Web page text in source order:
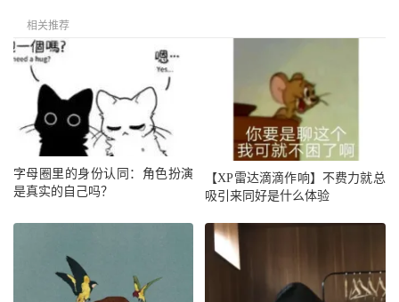
相关推荐
字母圈里的身份认同：角色扮演
是真实的自己吗？
【XP雷达滴滴作响】不费力就总
吸引来同好是什么体验